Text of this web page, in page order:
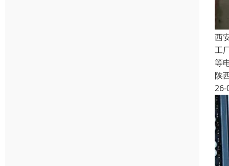
西
工
等
陕
26-